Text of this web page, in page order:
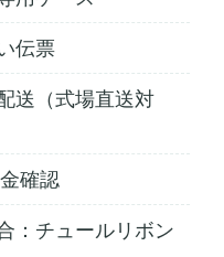
伝票
送（式場直送対
確認
：チュールリボン